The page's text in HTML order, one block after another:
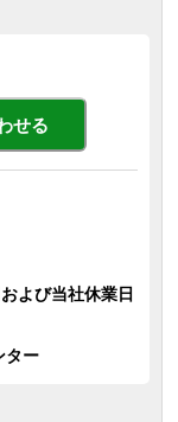
せる
よび当社休業日
ター